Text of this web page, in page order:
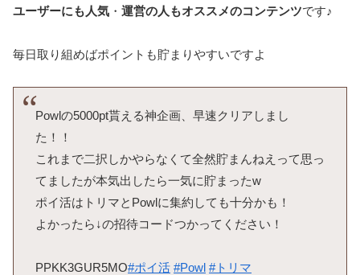
ユーザーにも人気 ・ 運営の人もオススメのコンテンツです♪
毎日取り組めばポイントも貯まりやすいですよ
Powlの5000pt貰える神企画、早速クリアしまし
た！！
これまで二択しかやらなくて全然貯まんねえって思っ
てましたが本気出したら一気に貯まったw
ポイ活はトリマとPowlに集約しても十分かも！
よかったら↓の招待コードつかってください！
PPKK3GUR5MO#ポイ活 #Powl #トリマ